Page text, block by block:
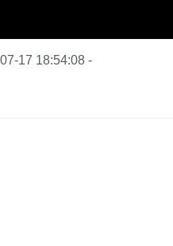
17 18:54:08 -